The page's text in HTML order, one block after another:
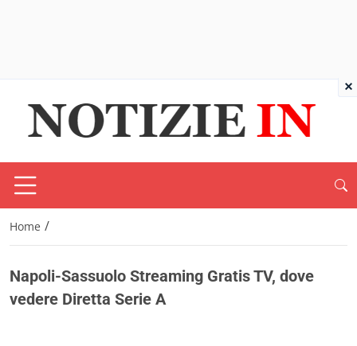
Home /
Napoli-Sassuolo Streaming Gratis TV, dove
vedere Diretta Serie A
×